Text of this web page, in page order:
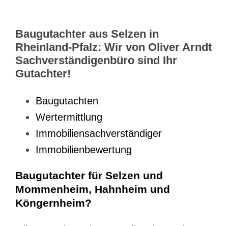
Baugutachter aus Selzen in
Rheinland-Pfalz: Wir von Oliver Arndt
Sachverständigenbüro sind Ihr
Gutachter!
Baugutachten
Wertermittlung
Immobiliensachverständiger
Immobilienbewertung
Baugutachter für Selzen und
Mommenheim, Hahnheim und
Köngernheim?